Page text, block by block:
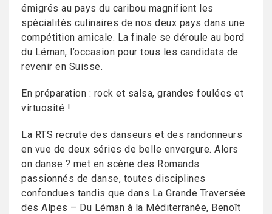
émigrés au pays du caribou magnifient les
spécialités culinaires de nos deux pays dans une
compétition amicale. La finale se déroule au bord
du Léman, l’occasion pour tous les candidats de
revenir en Suisse.
En préparation : rock et salsa, grandes foulées et
virtuosité !
La RTS recrute des danseurs et des randonneurs
en vue de deux séries de belle envergure. Alors
on danse ? met en scène des Romands
passionnés de danse, toutes disciplines
confondues tandis que dans La Grande Traversée
des Alpes – Du Léman à la Méditerranée, Benoît